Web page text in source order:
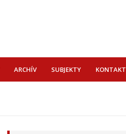
ARCHÍV SUBJEKTY KONTAKT